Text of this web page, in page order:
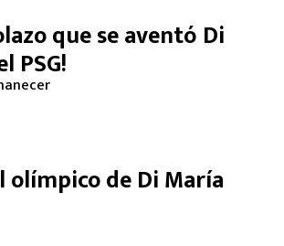
que se aventó Di
PSG!
olímpico de Di María